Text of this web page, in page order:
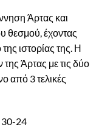
Άρτας και
θεσμού, έχοντας
ιστορίας της. Η
Άρτας με τις δύο
από 3 τελικές
24